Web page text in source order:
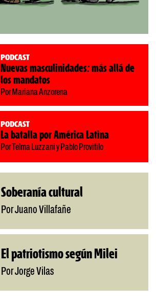
Podcast
Nuevas masculinidades: más allá de
los mandatos
Por Mariana Anzorena
Podcast
La batalla por América Latina
Por Telma Luzzani y Pablo Provitilo
Soberanía cultural
Por Juano Villafañe
El patriotismo según Milei
Por Jorge Vilas